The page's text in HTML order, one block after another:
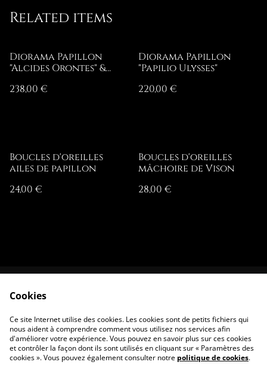
Related items
Diorama Papillon
"Alcides Orontes" &
238,00 €
Diorama Papillon
"Papilio Ulysses"
220,00 €
Boucles d'oreilles
ailes de papillon
24,00 €
Boucles d'oreilles
mâchoire de Vison
28,00 €
Contactez-nous
confidentialité
cookies
Cookies
Ce site Internet utilise des cookies. Les cookies sont de petits fichiers qui
nous aident à comprendre comment vous utilisez nos services afin
d'améliorer votre expérience. Vous pouvez en savoir plus sur ces cookies
et contrôler la façon dont ils sont utilisés en cliquant sur « Paramètres des
cookies ». Vous pouvez également consulter notre politique de cookies.